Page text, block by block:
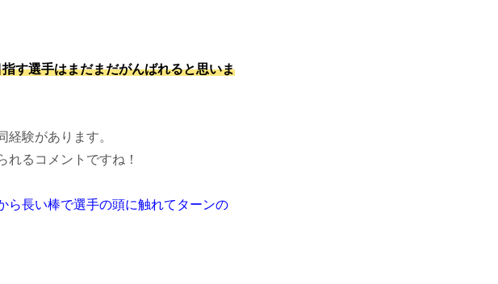
す選手はまだまだがんばれると思いま
験があります。
れるコメントですね！
ら長い棒で選手の頭に触れてターンの